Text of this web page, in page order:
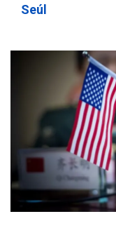
Seúl